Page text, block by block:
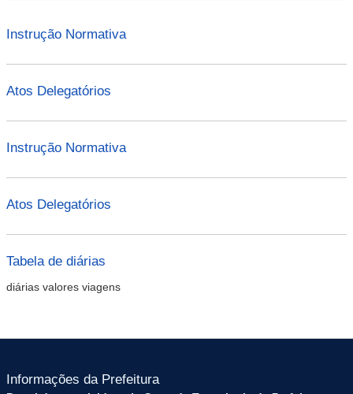
Instrução Normativa
Atos Delegatórios
Instrução Normativa
Atos Delegatórios
Tabela de diárias
diárias valores viagens
Informações da Prefeitura